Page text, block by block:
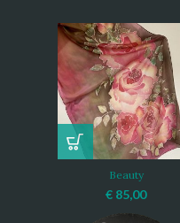
Beauty
€ 85,00